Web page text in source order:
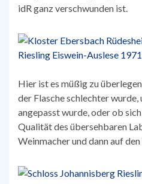
idR ganz verschwunden ist.
Hier ist es müßig zu
der Flasche schlechter
angepasst wurde, oder ob
Qualität des übersehbaren
Weinmacher und dann auf